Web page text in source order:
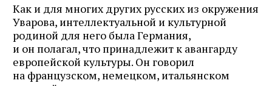
Как и для многих других русских из окружения
Уварова, интеллектуальной и культурной
родиной для него была Германия,
и он полагал, что принадлежит к авангарду
европейской культуры. Он говорил
на французском, немецком, итальянском